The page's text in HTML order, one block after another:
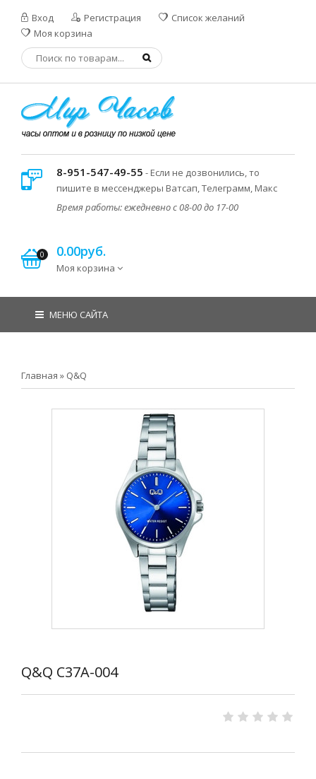
Вход Регистрация
Список желаний
Моя корзина
8-951-547-49-55 - Если не дозвонились, то
пишите в мессенджеры Ватсап, Телеграмм, Макс
Время работы: ежедневно с 08-00 до 17-00
0 0.00руб.
Моя корзина
МЕНЮ САЙТА
Главная » Q&Q
Q&Q C37A-004